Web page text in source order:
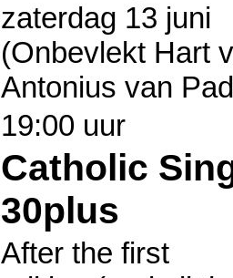
zaterdag 13
(Onbevlekt Hart
Antonius van
19:00 uur
Catholic
30plus
After the first